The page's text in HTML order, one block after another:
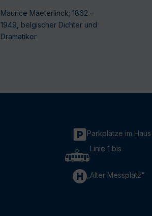
Maurice Maeterlinck; 1862 –
1949, belgischer Dichter und
Dramatiker
Parkplätze im Haus
Linie 1 bis
„Alter Messplatz“